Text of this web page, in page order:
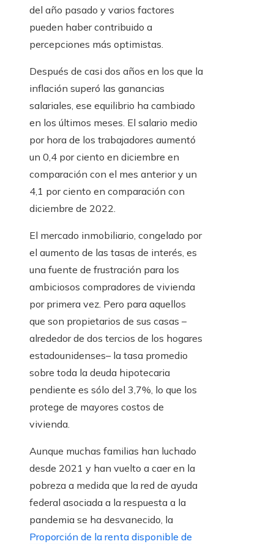
del año pasado y varios factores
pueden haber contribuido a
percepciones más optimistas.
Después de casi dos años en los que la
inflación superó las ganancias
salariales, ese equilibrio ha cambiado
en los últimos meses. El salario medio
por hora de los trabajadores aumentó
un 0,4 por ciento en diciembre en
comparación con el mes anterior y un
4,1 por ciento en comparación con
diciembre de 2022.
El mercado inmobiliario, congelado por
el aumento de las tasas de interés, es
una fuente de frustración para los
ambiciosos compradores de vivienda
por primera vez. Pero para aquellos
que son propietarios de sus casas –
alrededor de dos tercios de los hogares
estadounidenses– la tasa promedio
sobre toda la deuda hipotecaria
pendiente es sólo del 3,7%, lo que los
protege de mayores costos de
vivienda.
Aunque muchas familias han luchado
desde 2021 y han vuelto a caer en la
pobreza a medida que la red de ayuda
federal asociada a la respuesta a la
pandemia se ha desvanecido, la
Proporción de la renta disponible de